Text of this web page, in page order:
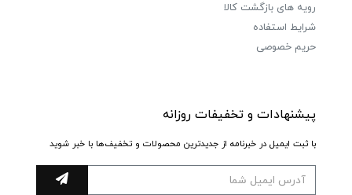
رویه های بازگشت کالا
شرایط استفاده
حریم خصوصی
پیشنهادات و تخفیفات روزانه
با ثبت ایمیل در خبرنامه از جدیدترین محصولات و تخفیف‌ها با خبر شوید